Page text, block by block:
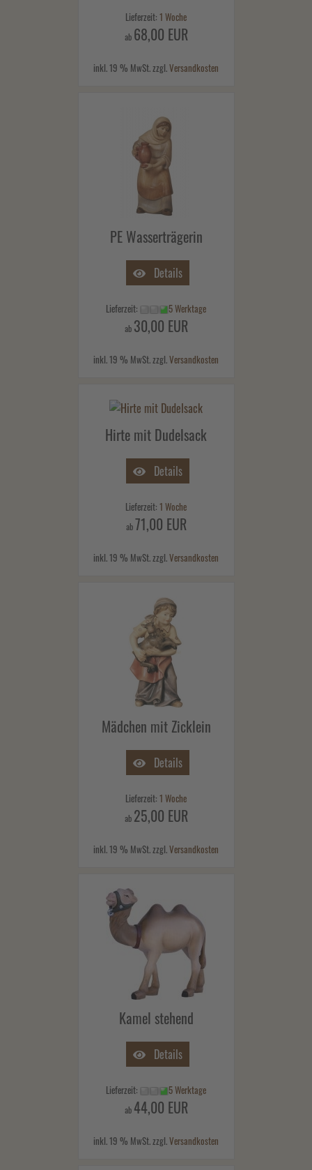
Lieferzeit: 1 Woche
ab 68,00 EUR
inkl. 19 % MwSt. zzgl.Versandkosten
PE Wasserträgerin
Details
Lieferzeit: 5 Werktage
ab 30,00 EUR
inkl. 19 % MwSt. zzgl.Versandkosten
Hirte mit Dudelsack
Details
Lieferzeit: 1 Woche
ab71,00 EUR
inkl. 19 % MwSt. zzgl.Versandkosten
Mädchen mit Zicklein
Details
Lieferzeit: 1 Woche
ab 25,00 EUR
inkl. 19 % MwSt. zzgl.Versandkosten
Kamel stehend
Details
Lieferzeit: 5 Werktage
ab 44,00 EUR
inkl. 19 % MwSt. zzgl.Versandkosten